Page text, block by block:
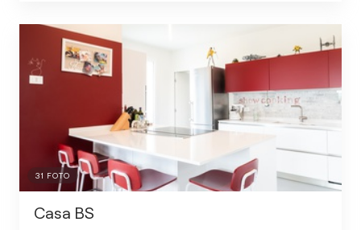
31 FOTO
Casa BS